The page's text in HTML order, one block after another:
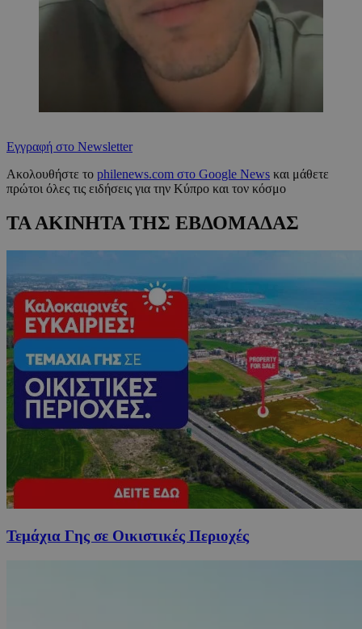
Εγγραφή στο Newsletter
Ακολουθήστε το philenews.com στο Google News και μάθετε
πρώτοι όλες τις ειδήσεις για την Κύπρο και τον κόσμο
ΤΑ ΑΚΙΝΗΤΑ ΤΗΣ ΕΒΔΟΜΑΔΑΣ
Τεμάχια Γης σε Οικιστικές Περιοχές